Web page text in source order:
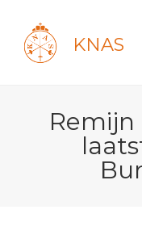
KNAS
Login
Bond
Schermen
Remijn